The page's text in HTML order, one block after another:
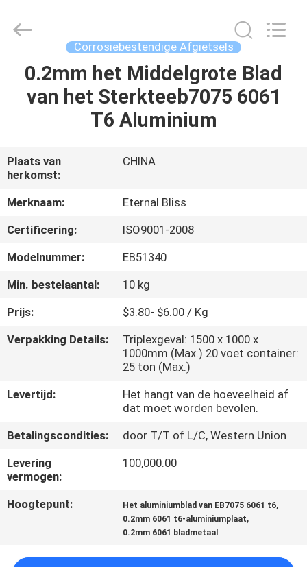
HUIS
PRODUCTEN
VIDEOS
ONGEVEER
ONS
KWALITEITSCONTROLE
CONTACTEER
NIEUWS
VERZOEK
EEN
Casting
Reserved.
Corrosiebestendige Afgietsels
0.2mm het Middelgrote Blad
van het Sterkteeb7075 6061
T6 Aluminium
Plaats van
herkomst:
CHINA
Merknaam:
Eternal Bliss
Certificering:
ISO9001-2008
Modelnummer:
EB51340
Min. bestelaantal:
10 kg
Prijs:
$3.80- $6.00 / Kg
Verpakking Details:
Triplexgeval: 1500 x 1000 x
1000mm (Max.) 20 voet container:
25 ton (Max.)
Levertijd:
Het hangt van de hoeveelheid af
dat moet worden bevolen.
Betalingscondities:
door T/T of L/C, Western Union
Levering
vermogen:
100,000.00
Hoogtepunt: Het aluminiumblad van EB7075 6061 t6,
0.2mm 6061 t6-aluminiumplaat,
0.2mm 6061 bladmetaal